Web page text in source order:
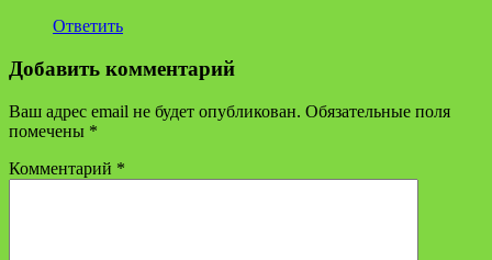
Ответить
Добавить комментарий
Ваш адрес email не будет опубликован. Обязательные поля
помечены *
Комментарий *